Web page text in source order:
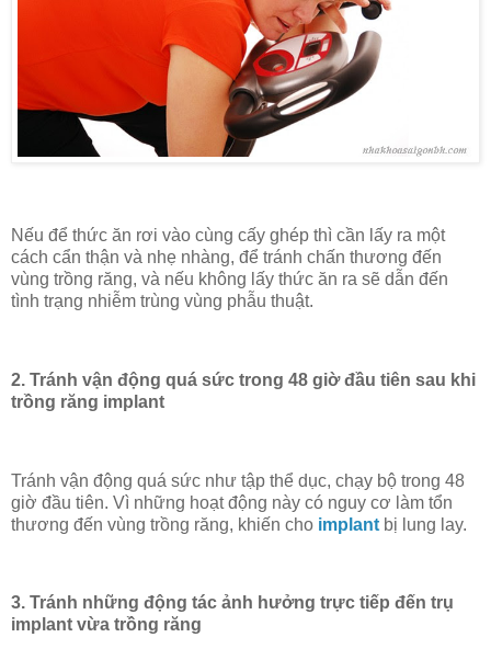
Nếu để thức ăn rơi vào cùng cấy ghép thì cần lấy ra một
cách cẩn thận và nhẹ nhàng, để tránh chấn thương đến
vùng trồng răng, và nếu không lấy thức ăn ra sẽ dẫn đến
tình trạng nhiễm trùng vùng phẫu thuật.
2. Tránh vận động quá sức trong 48 giờ đầu tiên sau khi
trồng răng implant
Tránh vận động quá sức như tập thể dục, chạy bộ trong 48
giờ đầu tiên. Vì những hoạt động này có nguy cơ làm tổn
thương đến vùng trồng răng, khiến cho implant bị lung lay.
3. Tránh những động tác ảnh hưởng trực tiếp đến trụ
implant vừa trồng răng